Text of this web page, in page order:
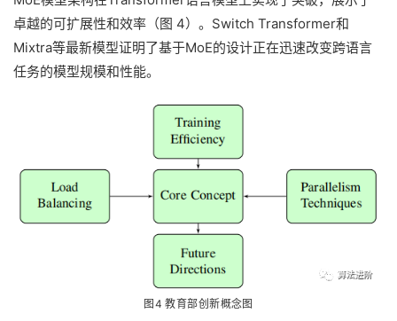
卓越的可扩展性和效率（图 4）。Switch Transformer和
Mixtra等最新模型证明了基于MoE的设计正在迅速改变跨语言
任务的模型规模和性能。
图4 教育部创新概念图